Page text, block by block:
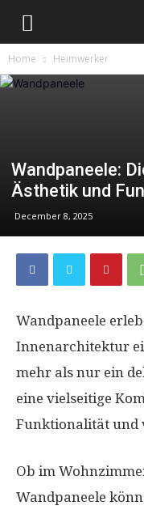
Home Heimwerker
Wandpaneele:
Ästhetik und
December 8, 2025
Wandpaneele
Innenarchitektur
mehr als nur ein
eine vielseitige
Funktionalität und
Ob im
Wandpaneele